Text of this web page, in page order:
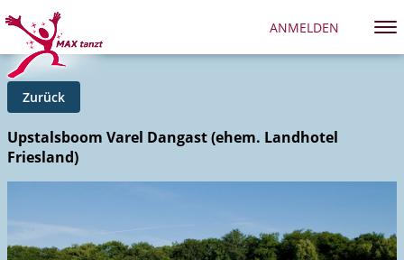
ANMELDEN
Zurück
Upstalsboom Varel Dangast (ehem. Landhotel
Friesland)